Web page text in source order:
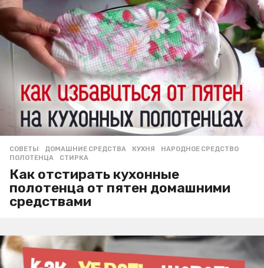
СОВЕТЫ ДОМАШНИЕ СРЕДСТВА ,КУХНЯ ,НАРОДНОЕ СРЕДСТВО
ПОЛОТЕНЦА
,СТИРКА
Как отстирать кухонные
полотенца от пятен домашними
средствами